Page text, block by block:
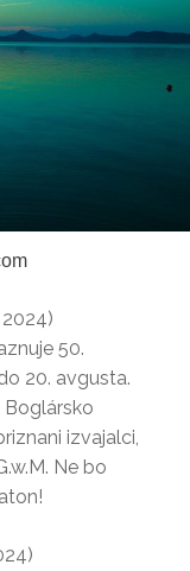
50.
20. avgusta.
izvajalci,
Ne bo